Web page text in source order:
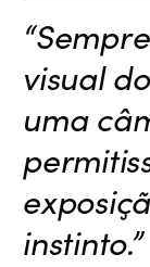
Korea
Mexico
Malaysia
New
visual
uma
instinto.”